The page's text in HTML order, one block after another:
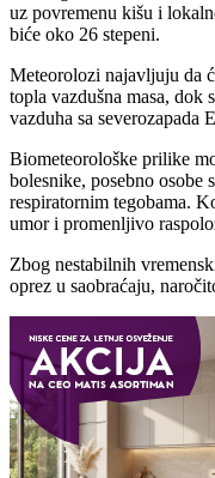
uz povremenu kišu i
biće oko 26 stepeni.
Meteorolozi najavljuju da
topla vazdušna masa, dok
vazduha sa severozapada
Biometeorološke prilike
bolesnike, posebno osobe
respiratornim tegobama.
umor i promenljivo
Zbog nestabilnih
oprez u saobraćaju,